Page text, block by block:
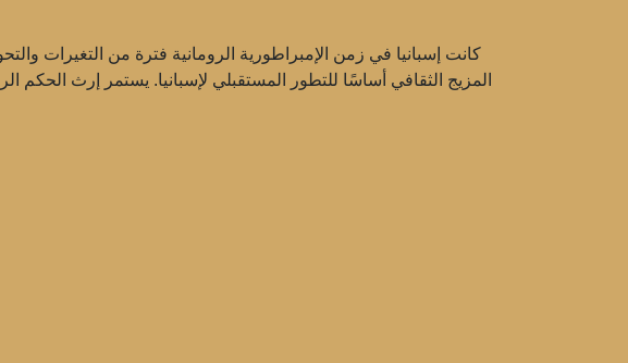
كانت إسبانيا في زمن الإمبراطورية الرومانية فترة من التغيرات
المزيج الثقافي أساسًا للتطور المستقبلي لإسبانيا. يستمر إرث الحكم